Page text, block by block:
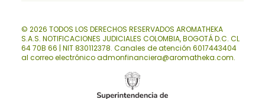
© 2026 TODOS LOS DERECHOS RESERVADOS AROMATHEKA
S.A.S. NOTIFICACIONES JUDICIALES COLOMBIA, BOGOTÁ D.C. CL
64 70B 66 | NIT 830112378. Canales de atención 6017443404
al correo electrónico admonfinanciera@aromatheka.com.